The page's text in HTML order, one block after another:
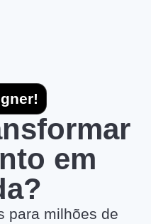
em
para milhões de